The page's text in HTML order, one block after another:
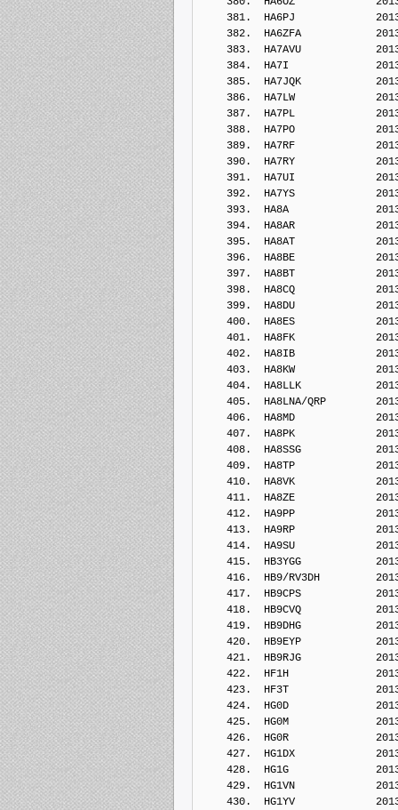
381.  HA6PJ
382.  HA6ZFA
383.  HA7AVU
384.  HA7I
385.  HA7JQK
386.  HA7LW
387.  HA7PL
388.  HA7PO
389.  HA7RF
390.  HA7RY
391.  HA7UI
392.  HA7YS
393.  HA8A
394.  HA8AR
395.  HA8AT
396.  HA8BE
397.  HA8BT
398.  HA8CQ
399.  HA8DU
400.  HA8ES
401.  HA8FK
402.  HA8IB
403.  HA8KW
404.  HA8LLK
405.  HA8LNA/QRP
406.  HA8MD
407.  HA8PK
408.  HA8SSG
409.  HA8TP
410.  HA8VK
411.  HA8ZE
412.  HA9PP
413.  HA9RP
414.  HA9SU
415.  HB3YGG
416.  HB9/RV3DH
417.  HB9CPS
418.  HB9CVQ
419.  HB9DHG
420.  HB9EYP
421.  HB9RJG
422.  HF1H
423.  HF3T
424.  HG0D
425.  HG0M
426.  HG0R
427.  HG1DX
428.  HG1G
429.  HG1VN
430.  HG1YV